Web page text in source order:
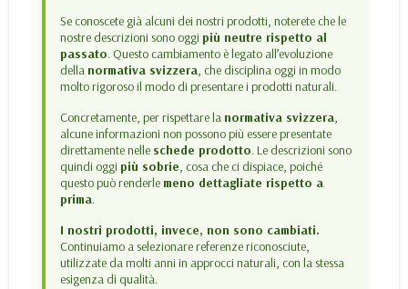
Se conoscete già alcuni dei nostri prodotti, noterete che le
nostre descrizioni sono oggi più neutre rispetto al
passato. Questo cambiamento è legato all’evoluzione
della normativa svizzera, che disciplina oggi in modo
molto rigoroso il modo di presentare i prodotti naturali.
Concretamente, per rispettare la normativa svizzera,
alcune informazioni non possono più essere presentate
direttamente nelle schede prodotto. Le descrizioni sono
quindi oggi più sobrie, cosa che ci dispiace, poiché
questo può renderle meno dettagliate rispetto a
prima.
I nostri prodotti, invece, non sono cambiati.
Continuiamo a selezionare referenze riconosciute,
utilizzate da molti anni in approcci naturali, con la stessa
esigenza di qualità.